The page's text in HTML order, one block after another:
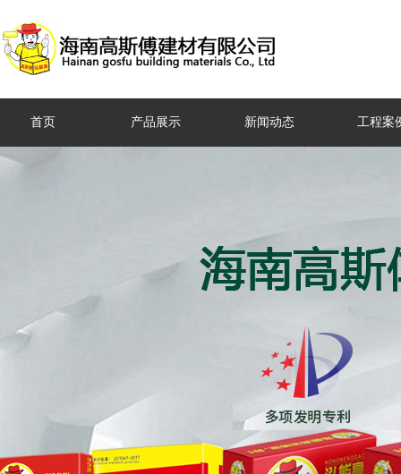
首页 产品展示 新闻动态 工程案